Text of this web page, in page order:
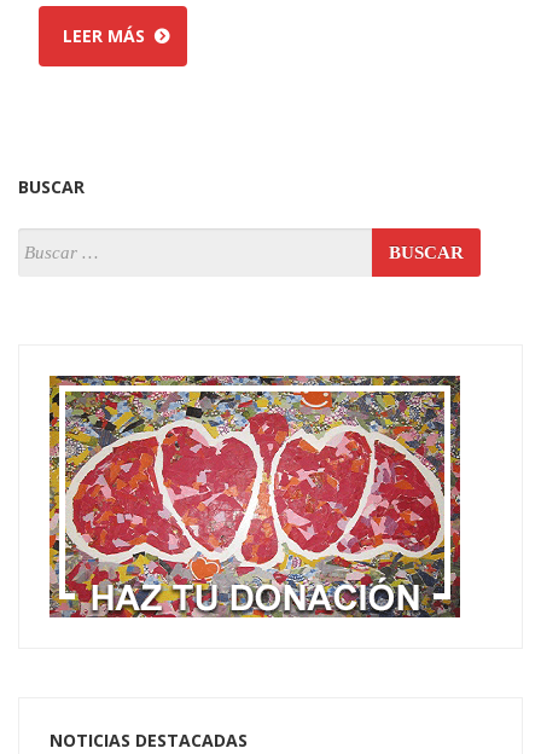
LEER MÁS
BUSCAR
NOTICIAS DESTACADAS